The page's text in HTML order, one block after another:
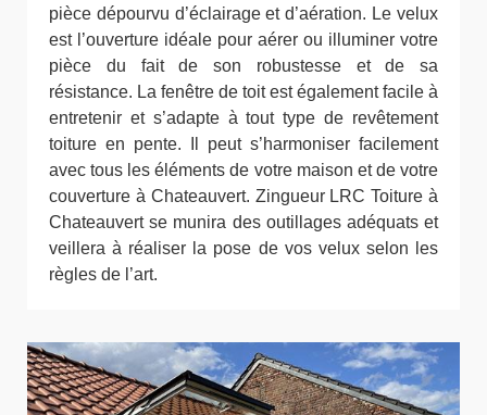
pièce dépourvu d’éclairage et d’aération. Le velux
est l’ouverture idéale pour aérer ou illuminer votre
pièce du fait de son robustesse et de sa
résistance. La fenêtre de toit est également facile à
entretenir et s’adapte à tout type de revêtement
toiture en pente. Il peut s’harmoniser facilement
avec tous les éléments de votre maison et de votre
couverture à Chateauvert. Zingueur LRC Toiture à
Chateauvert se munira des outillages adéquats et
veillera à réaliser la pose de vos velux selon les
règles de l’art.